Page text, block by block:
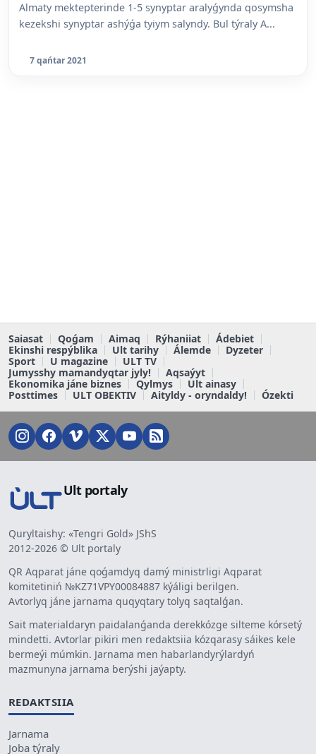
Almaty mektepterinde 1-5 synyptar aralyǵynda qosymsha
kezekshi synyptar ashýǵa tyiym salyndy. Bul týraly A...
7 qańtar 2021
Saiasat Qoǵam Aimaq Rýhaniiat
Ádebiet
Ekinshi respýblika
Ult tarihy Álemde
Dyzeter
Sport
U magazine
ULT TV
Jumysshy mamandyqtar jyly!
Aqsaýyt
Ekonomika jáne biznes
Qylmys
Ult ainasy
Posttimes
ULT OBEKTIV Aityldy - oryndaldy! Ózekti
Ult portaly
Quryltaishy: «Tengri Gold» JShS
2012-2026 © Ult portaly
QR Aqparat jáne qoǵamdyq damý ministrligi Aqparat
komitetiniń №KZ71VPY00084887 kýáligi berilgen.
Avtorlyq jáne jarnama quqyqtary tolyq saqtalǵan.
Sait materialdaryn paidalanǵanda derekkózge silteme kórsetý
mindetti. Avtorlar pikiri men redaktsiia kózqarasy sáikes kele
bermeýi múmkin. Jarnama men habarlandyrýlardyń
mazmunyna jarnama berýshi jaýapty.
REDAKTSIIA
Jarnama
Joba týraly